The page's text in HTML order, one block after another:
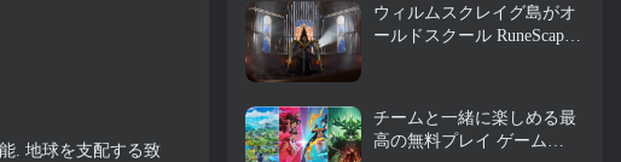
. 地球を支配する致
ウィルムスクレイグ島がオ
ールドスクール RuneScape
チームと一緒に楽しめる最
高の無料プレイ ゲーム